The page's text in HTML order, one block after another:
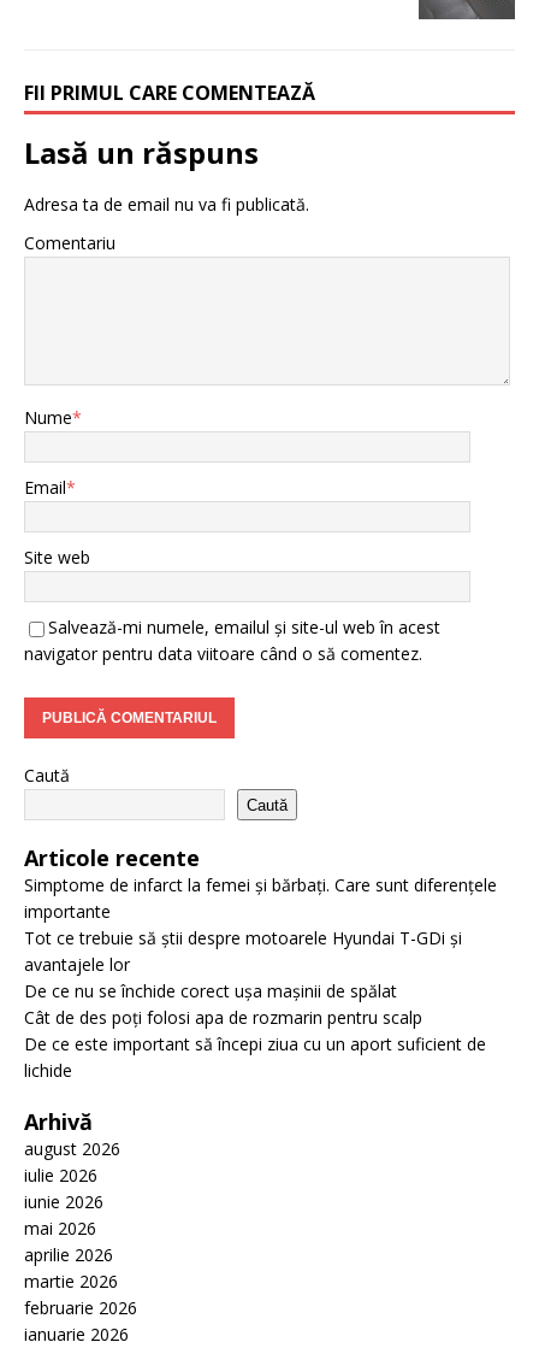
FII PRIMUL CARE COMENTEAZĂ
Lasă un răspuns
Adresa ta de email nu va fi publicată.
Comentariu
Nume*
Email*
Site web
Salvează-mi numele, emailul și site-ul web în acest
navigator pentru data viitoare când o să comentez.
Caută
Caută
Articole recente
Simptome de infarct la femei și bărbați. Care sunt diferențele
importante
Tot ce trebuie să știi despre motoarele Hyundai T-GDi și
avantajele lor
De ce nu se închide corect ușa mașinii de spălat
Cât de des poți folosi apa de rozmarin pentru scalp
De ce este important să începi ziua cu un aport suficient de
lichide
Arhivă
august 2026
iulie 2026
iunie 2026
mai 2026
aprilie 2026
martie 2026
februarie 2026
ianuarie 2026